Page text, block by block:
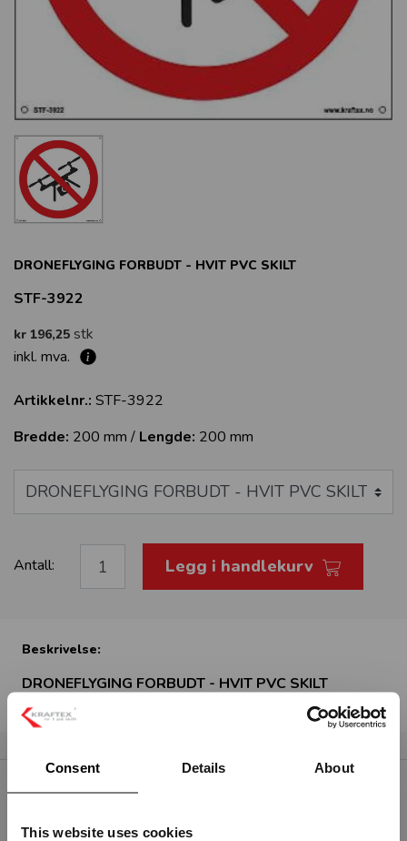
Consent Details About
This website uses cookies
DRONEFLYGING FORBUDT - HVIT PVC SKILT
STF-3922
kr 196,25 stk
inkl. mva.
Artikkelnr.: STF-3922
Bredde: 200 mm / Lengde: 200 mm
Antall: Legg i handlekurv
Beskrivelse:
DRONEFLYGING FORBUDT - HVIT PVC SKILT